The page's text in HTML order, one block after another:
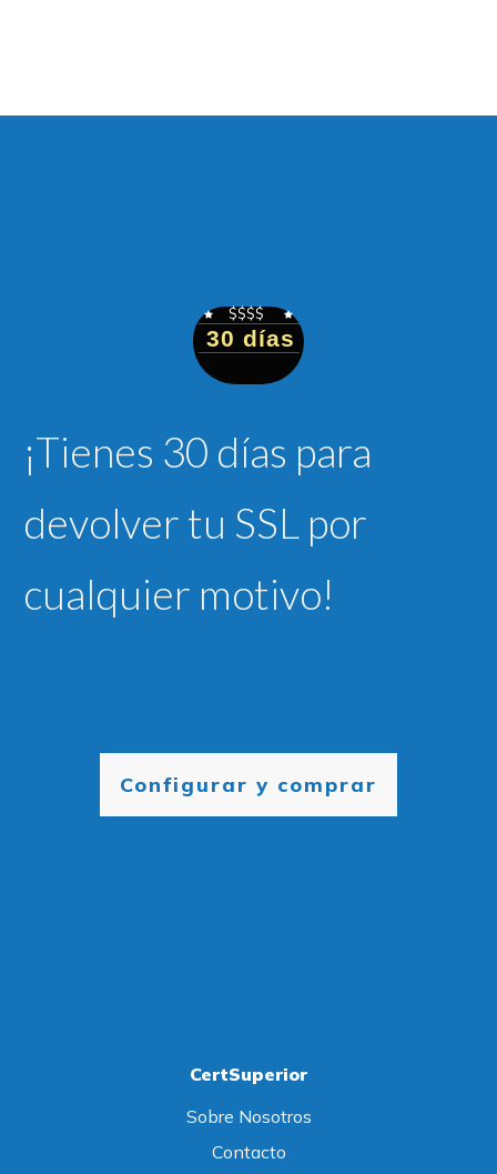
$$$$
30 días
¡Tienes 30 días para
devolver tu SSL por
cualquier motivo!
Configurar y comprar
CertSuperior
Sobre Nosotros
Contacto